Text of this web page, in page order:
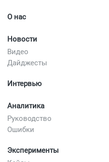
О нас
Новости
Видео
Дайджесты
Интервью
Аналитика
Руководство
Ошибки
Эксперименты